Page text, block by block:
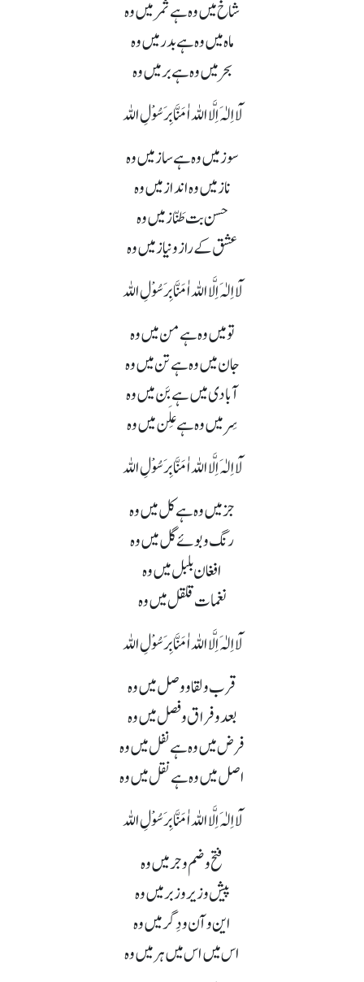
شاخ میں وہ ہے ثمر میں وہ
ماہ میں وہ ہے بدر میں وہ
بحر میں وہ ہے بر میں وہ
لَآ اِلٰہَ اِلَّا اللہ اٰمَنَّا بِرَسُوْلِ اللہ
سوز میں وہ ہے ساز میں وہ
ناز میں وہ انداز میں وہ
حسن بت طَنّاز میں وہ
عشق کے راز و نیاز میں وہ
لَآ اِلٰہَ اِلَّا اللہ اٰمَنَّا بِرَسُوْلِ اللہ
تو میں وہ ہے من میں وہ
جان میں وہ ہے تن میں وہ
آبادی میں ہے بَن میں وہ
سِر میں وہ ہے عِلَن میں وہ
لَآ اِلٰہَ اِلَّا اللہ اٰمَنَّا بِرَسُوْلِ اللہ
جز میں وہ ہے کل میں وہ
رنگ و بوئے گل میں وہ
افغان بلبل میں وہ
نغمات قلقل میں وہ
لَآ اِلٰہَ اِلَّا اللہ اٰمَنَّا بِرَسُوْلِ اللہ
قرب و لقا و وصل میں وہ
بعد و فراق و فصل میں وہ
فرض میں وہ ہے نفل میں وہ
اصل میں وہ ہے نقل میں وہ
لَآ اِلٰہَ اِلَّا اللہ اٰمَنَّا بِرَسُوْلِ اللہ
فتح و ضم و جر میں وہ
پیش و زیر و زبر میں وہ
این و آن و دِگر میں وہ
اس میں اس میں ہر میں وہ